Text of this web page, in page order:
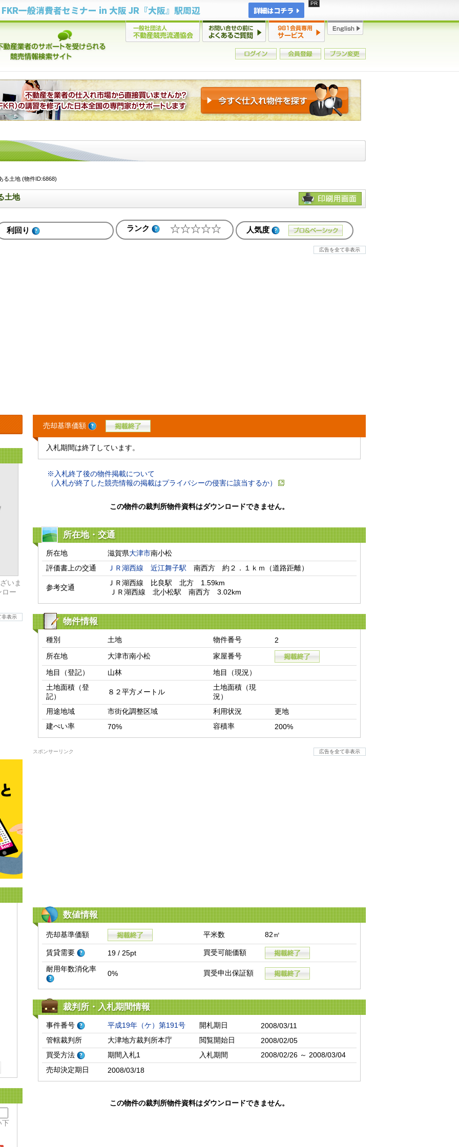
FKR一般消費者セミナー in 大阪 JR『大阪』駅周辺 詳細はコチラ
る土地 (物件ID:6868)
土地
利回り ランク 人気度
広告を全て非表示
いま
ロー
非表示
下
売却基準価額
入札期間は終了しています。
※入札終了後の物件掲載について
（入札が終了した競売情報の掲載はプライバシーの侵害に該当するか）
この物件の裁判所物件資料はダウンロードできません。
所在地・交通
所在地 滋賀県大津市南小松
評価書上の交通
ＪＲ湖西線 近江舞子駅 南西方　約２．１ｋｍ（道路距離）
参考交通
ＪＲ湖西線　比良駅　北方　1.59km
ＪＲ湖西線　北小松駅　南西方　3.02km
物件情報
種別 土地 物件番号
2
所在地
大津市南小松
家屋番号
地目（登記）
山林
地目（現況）
土地面積（登
記）
８２平方メートル
土地面積（現
況）
用途地域
市街化調整区域 利用状況
更地
建ぺい率
70% 容積率 200%
スポンサーリンク 広告を全て非表示
数値情報
売却基準価額 平米数 82㎡
賃貸需要 19 / 25pt
買受可能価額
耐用年数消化率
0% 買受申出保証額
裁判所・入札期間情報
事件番号 平成19年（ケ）第191号 開札期日
2008/03/11
管轄裁判所
大津地方裁判所本庁 閲覧開始日
2008/02/05
買受方法
期間入札1 入札期間
2008/02/26 ～ 2008/03/04
売却決定期日
2008/03/18
この物件の裁判所物件資料はダウンロードできません。